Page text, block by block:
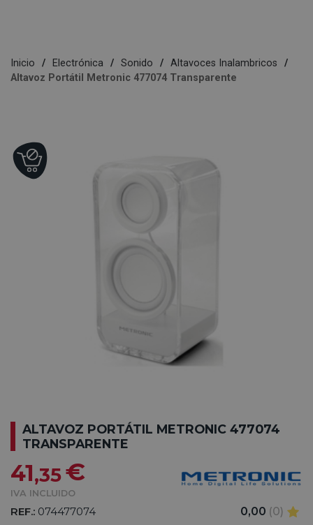
Inicio Electrónica Sonido
Altavoces Inalambricos
Altavoz Portátil Metronic 477074 Transparente
ALTAVOZ PORTÁTIL METRONIC 477074
TRANSPARENTE
41,35€
IVA INCLUIDO
REF.: 074477074 0,00 (0)